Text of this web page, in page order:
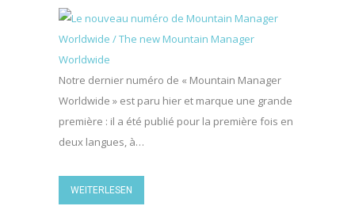
Notre dernier numéro de « Mountain Manager
Worldwide » est paru hier et marque une grande
première : il a été publié pour la première fois en
deux langues, à…
WEITERLESEN